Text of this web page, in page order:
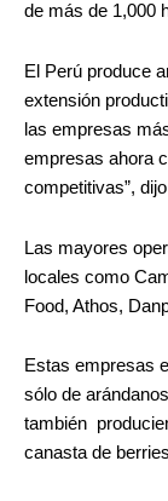
de más de 1,000
El Perú produce
extensión
las empresas
empresas ahora
competitivas”,
Las mayores
locales como
Food, Athos,
Estas empresas
sólo de
también
canasta de